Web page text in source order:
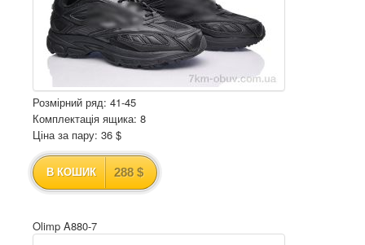
Розмірний ряд: 41-45
Комплектація ящика: 8
Ціна за пару: 36 $
В КОШИК 288 $
Olimp A880-7